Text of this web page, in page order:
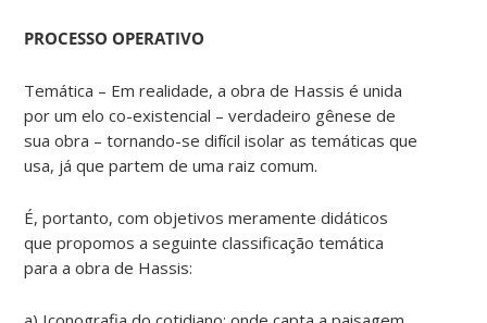
PROCESSO OPERATIVO
Temática – Em realidade, a obra de Hassis é unida
por um elo co-existencial – verdadeiro gênese de
sua obra – tornando-se difícil isolar as temáticas que
usa, já que partem de uma raiz comum.
É, portanto, com objetivos meramente didáticos
que propomos a seguinte classificação temática
para a obra de Hassis: